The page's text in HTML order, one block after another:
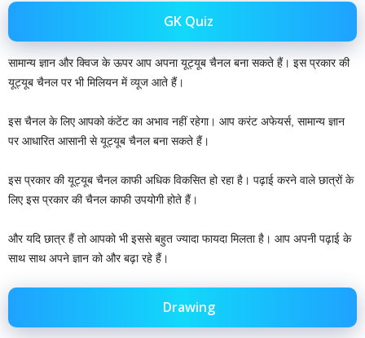
GK Quiz
सामान्य ज्ञान और क्विज के ऊपर आप अपना यूट्यूब चैनल बना सकते हैं। इस प्रकार की
यूट्यूब चैनल पर भी मिलियन में व्यूज आते हैं।
इस चैनल के लिए आपको कंटेंट का अभाव नहीं रहेगा। आप करंट अफेयर्स, सामान्य ज्ञान
पर आधारित आसानी से यूट्यूब चैनल बना सकते हैं।
इस प्रकार की यूट्यूब चैनल काफी अधिक विकसित हो रहा है। पढ़ाई करने वाले छात्रों के
लिए इस प्रकार की चैनल काफी उपयोगी होते हैं।
और यदि छात्र हैं तो आपको भी इससे बहुत ज्यादा फायदा मिलता है। आप अपनी पढ़ाई के
साथ साथ अपने ज्ञान को और बढ़ा रहे हैं।
Drawing